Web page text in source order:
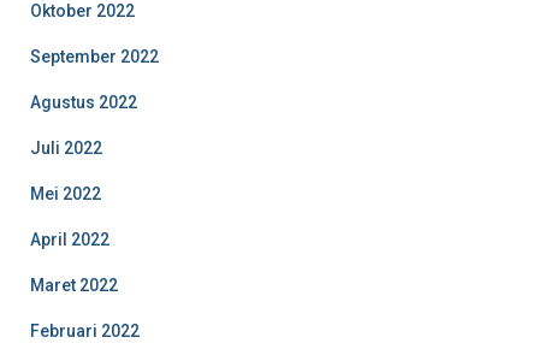
Oktober 2022
September 2022
Agustus 2022
Juli 2022
Mei 2022
April 2022
Maret 2022
Februari 2022